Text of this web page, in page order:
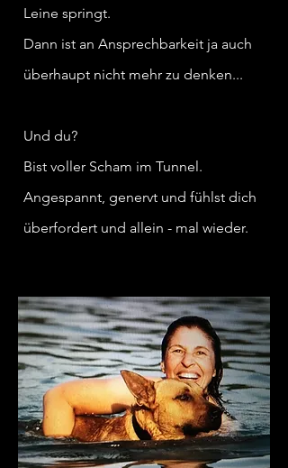
Leine springt.
Dann ist an Ansprechbarkeit ja auch
überhaupt nicht mehr zu denken...
Und du?
Bist voller Scham im Tunnel.
Angespannt, genervt und fühlst dich
überfordert und allein - mal wieder.